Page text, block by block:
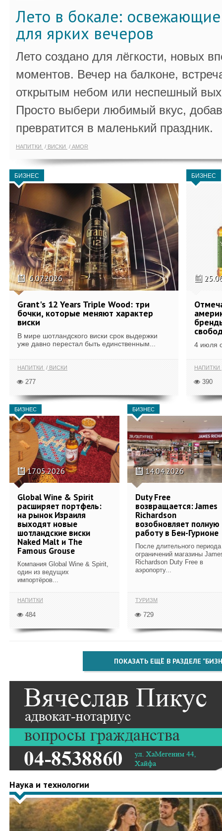
Лето в бокале:
для ярких вечеров
Лето создано для лёгкости, новых
моментов. Вечер на балконе,
открытым небом или неспешный
Просто выбери любимый вкус,
превратится в маленький праздник.
НАПИТКИ ВИСКИ AMOR
БИЗНЕС
6.07.2026
Grant's 12 Years Triple Wood: три
бочки, которые меняют характер
виски
В мире шотландского виски срок выдержки
уже давно перестал быть единственным...
НАПИТКИ ВИСКИ
277
БИЗНЕС
4 июля
НАПИТКИ
390
БИЗНЕС
17.05.2026
Global Wine & Spirit
расширяет портфель:
на рынок Израиля
выходят новые
шотландские виски
Naked Malt и The
Famous Grouse
Компания Global Wine & Spirit,
один из ведущих
импортёров...
НАПИТКИ
484
БИЗНЕС
14.04.2026
Duty Free
возвращается: James
Richardson
возобновляет полную
работу в Бен-Гурионе
После длительного периода
ограничений магазины
Richardson Duty Free в
аэропорту...
ТУРИЗМ
729
ПОКАЗАТЬ ЕЩЁ В РАЗДЕЛЕ
Наука и технологии